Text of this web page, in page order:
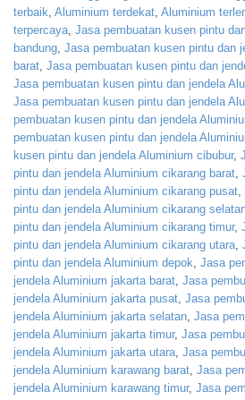
terbaik, Aluminium terdekat, Aluminium
terpercaya, Jasa pembuatan kusen pintu
bandung, Jasa pembuatan kusen pintu dan
barat, Jasa pembuatan kusen pintu dan
Jasa pembuatan kusen pintu dan jendela
Jasa pembuatan kusen pintu dan jendela
pembuatan kusen pintu dan jendela
pembuatan kusen pintu dan jendela
kusen pintu dan jendela Aluminium cibubur,
pintu dan jendela Aluminium cikarang barat,
pintu dan jendela Aluminium cikarang pusat,
pintu dan jendela Aluminium cikarang
pintu dan jendela Aluminium cikarang timur,
pintu dan jendela Aluminium cikarang utara,
pintu dan jendela Aluminium depok, Jasa
jendela Aluminium jakarta barat, Jasa
jendela Aluminium jakarta pusat, Jasa
jendela Aluminium jakarta selatan, Jasa
jendela Aluminium jakarta timur, Jasa
jendela Aluminium jakarta utara, Jasa
jendela Aluminium karawang barat, Jasa
jendela Aluminium karawang timur, Jasa